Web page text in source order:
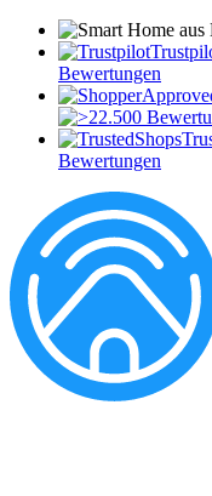
Bewertungen
Bewertungen